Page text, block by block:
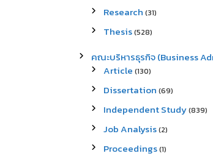
Research (31)
Thesis(528)
คณะบริหารธุรกิจ (Business
Article (130)
Dissertation (69)
Independent Study(839)
Job Analysis(2)
Proceedings(1)